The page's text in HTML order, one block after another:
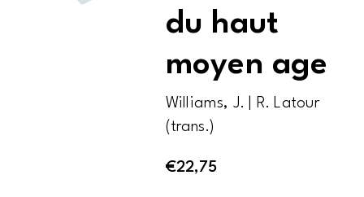
du haut
moyen age
Williams, J. | R. Latour
(trans.)
€22,75